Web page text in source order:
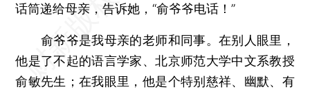
话筒递给母亲，告诉她，“俞爷爷电话！”
俞爷爷是我母亲的老师和同事。在别人眼里，
他是了不起的语言学家、北京师范大学中文系教授
俞敏先生；在我眼里，他是个特别慈祥、幽默、有